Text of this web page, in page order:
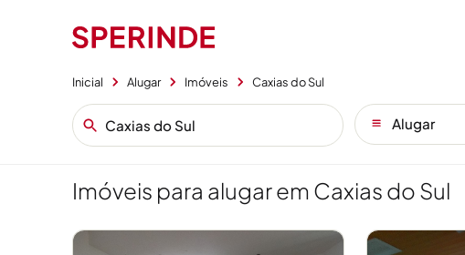
Inicial Alugar Imóveis Caxias do Sul
Alugar
Imóveis para alugar em Caxias do Sul